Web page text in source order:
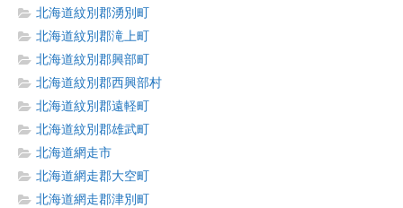
北海道紋別郡湧別町
北海道紋別郡滝上町
北海道紋別郡興部町
北海道紋別郡西興部村
北海道紋別郡遠軽町
北海道紋別郡雄武町
北海道網走市
北海道網走郡大空町
北海道網走郡津別町